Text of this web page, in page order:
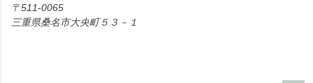
511-0065
三重県桑名市大央町５３－１